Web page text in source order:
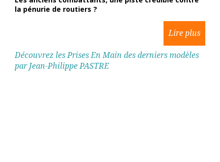
la pénurie de routiers ?
Découvrez les Prises En Main des derniers modèles
par Jean-Philippe PASTRE